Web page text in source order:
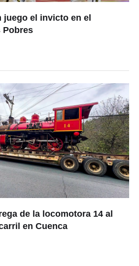
juego el invicto en el
Pobres
de la locomotora 14 al
en Cuenca